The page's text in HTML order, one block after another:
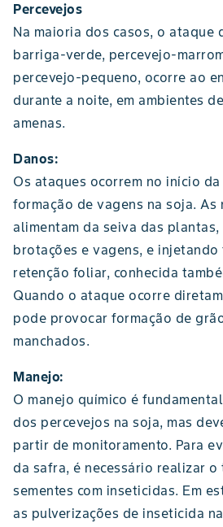
Percevejos
Na maioria dos casos, o ataque
barriga-verde, percevejo-
percevejo-pequeno, ocorre ao
durante a noite, em ambientes
amenas.
Danos:
Os ataques ocorrem no início
formação de vagens na soja. As
alimentam da seiva das
brotações e vagens, e injetando
retenção foliar, conhecida
Quando o ataque ocorre
pode provocar formação de
manchados.
Manejo:
O manejo químico é
dos percevejos na soja, mas
partir de monitoramento. Para
da safra, é necessário realizar
sementes com inseticidas. Em
as pulverizações de inseticida